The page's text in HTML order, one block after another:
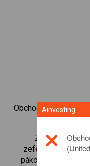
Obchodování s CFD
Začněte
zefektivněte své
pákového efektu a
Ainvesting